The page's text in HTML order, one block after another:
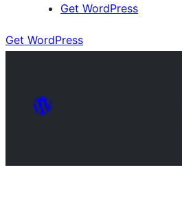
Get WordPress
Get WordPress